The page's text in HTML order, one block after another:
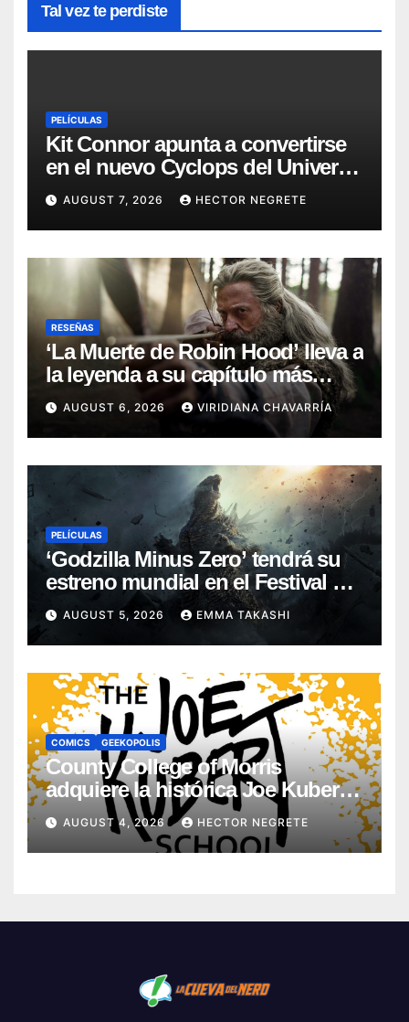
Tal vez te perdiste
PELÍCULAS
Kit Connor apunta a convertirse
en el nuevo Cyclops del Universo
Marvel
AUGUST 7, 2026 HECTOR NEGRETE
RESEÑAS
‘La Muerte de Robin Hood’ lleva a
la leyenda a su capítulo más
oscuro (Reseña)
AUGUST 6, 2026 VIRIDIANA CHAVARRÍA
PELÍCULAS
‘Godzilla Minus Zero’ tendrá su
estreno mundial en el Festival de
Cine de Nueva York
AUGUST 5, 2026 EMMA TAKASHI
COMICS GEEKOPOLIS
County College of Morris
adquiere la histórica Joe Kubert
School
AUGUST 4, 2026 HECTOR NEGRETE